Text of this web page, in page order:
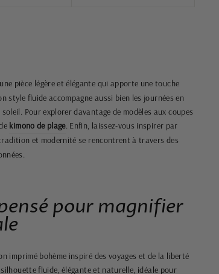
pièce légère et élégante qui apporte une touche
style fluide accompagne aussi bien les journées en
Pour explorer davantage de modèles aux coupes
kimono de plage. Enfin, laissez-vous inspirer par
et modernité se rencontrent à travers des
pour magnifier
imprimé bohème inspiré des voyages et de la liberté
fluide, élégante et naturelle, idéale pour